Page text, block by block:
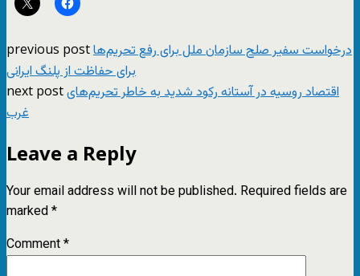
previous postدرخواست سفیر صلح سازمان ملل برای رفع تحریم‌ها
برای حفاظت از پلنگ ایرانی
next postاقتصاد روسیه در آستانه رکود شدید به خاطر تحریم‌های
غرب
Leave a Reply
Your email address will not be published. Required fields are
marked*
Comment*